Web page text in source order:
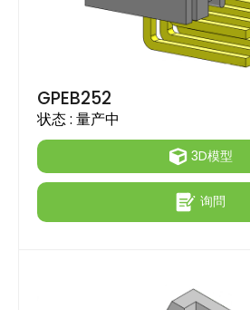
GPEB252
状态 : 量产中
3D模型
询問